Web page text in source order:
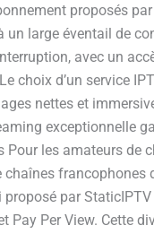
proposés
large éventail de
avec un
choix d’un service
nettes et
exceptionnelle
les amateurs
par
Per View. Cette